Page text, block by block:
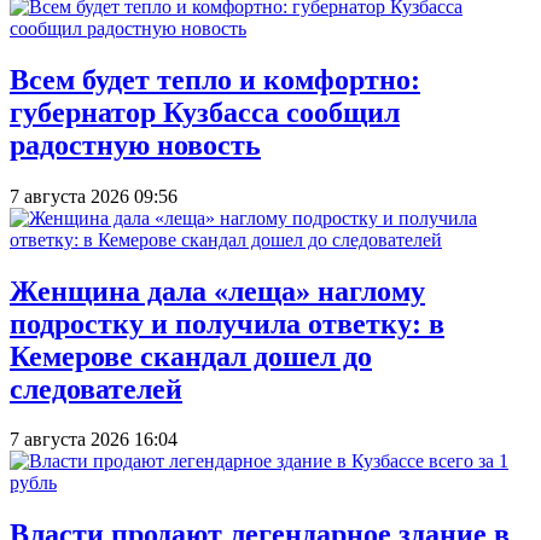
Всем будет тепло и комфортно:
губернатор Кузбасса сообщил
радостную новость
7 августа 2026 09:56
Женщина дала «леща» наглому
подростку и получила ответку: в
Кемерове скандал дошел до
следователей
7 августа 2026 16:04